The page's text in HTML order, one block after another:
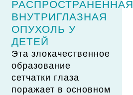
РАСПРОСТРАНЕННАЯ
ВНУТРИГЛАЗНАЯ
ОПУХОЛЬ У
ДЕТЕЙ
Эта злокачественное
образование
сетчатки глаза
поражает в основном